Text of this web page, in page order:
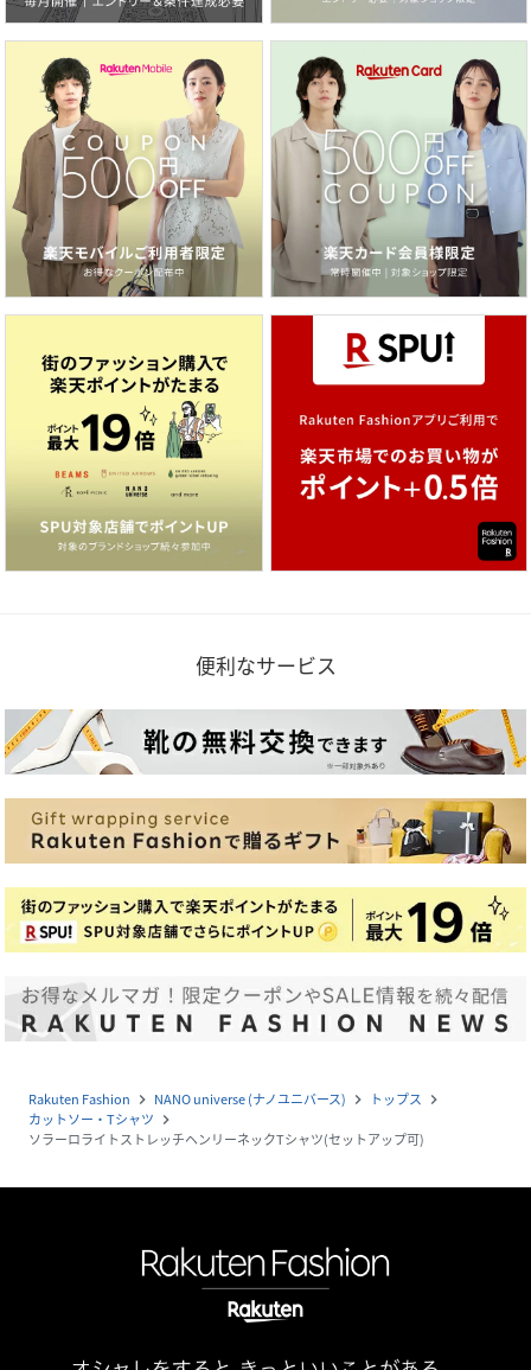
便利なサービス
Rakuten Fashion navigate_next NANO universe (ナノユニバース) navigate_next トップス navigate_next
カットソー・Tシャツ navigate_next
ソラーロライトストレッチヘンリーネックTシャツ(セットアップ可)